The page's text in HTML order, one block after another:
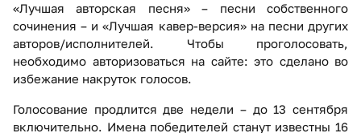
«Лучшая авторская песня» – песни собственного
сочинения – и «Лучшая кавер-версия» на песни других
авторов/исполнителей. Чтобы проголосовать,
необходимо авторизоваться на сайте: это сделано во
избежание накруток голосов.
Голосование продлится две недели – до 13 сентября
включительно. Имена победителей станут известны 16